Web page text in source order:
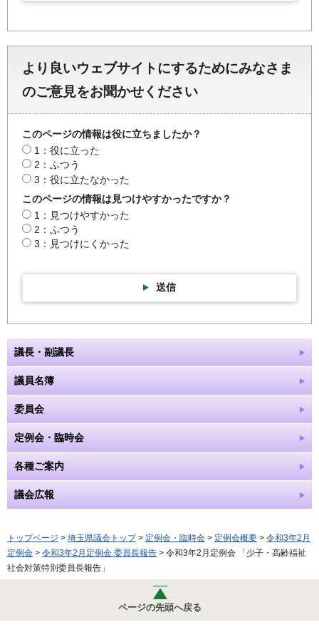
より良いウェブサイトにするためにみなさま
のご意見をお聞かせください
このページの情報は役に立ちましたか？
1：役に立った
2：ふつう
3：役に立たなかった
このページの情報は見つけやすかったですか？
1：見つけやすかった
2：ふつう
3：見つけにくかった
送信
議長・副議長
議員名簿
委員会
定例会・臨時会
各種ご案内
議会広報
トップページ > 埼玉県議会トップ> 定例会・臨時会 > 定例会概要 > 令和3年2月
定例会 > 令和3年2月定例会 委員長報告 > 令和3年2月定例会 「少子・高齢福祉
社会対策特別委員長報告」
ページの先頭へ戻る